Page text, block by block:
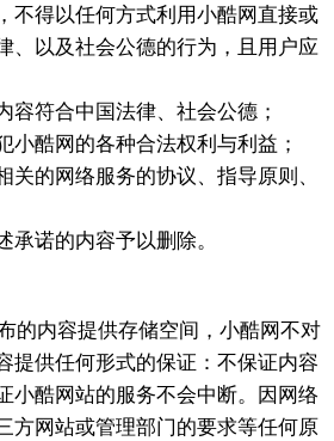
不得以任何方式利用小酷网直接或
、以及社会公德的行为，且用户应
容符合中国法律、社会公德；
小酷网的各种合法权利与利益；
的网络服务的协议、指导原则、
诺的内容予以删除。
的内容提供存储空间，小酷网不对
提供任何形式的保证：不保证内容
小酷网站的服务不会中断。因网络
方网站或管理部门的要求等任何原